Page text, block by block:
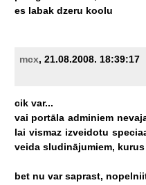
es labak dzeru koolu
mcx, 21.08.2008. 18:39:17
cik var...
vai portāla adminiem
lai vismaz izveidotu
veida sludinājumiem, kurus
bet nu var saprast,